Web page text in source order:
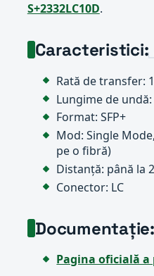
S+2332LC10D.
Caracteristici:
Rată de transfer:
Lungime de
Format: SFP+
Mod: Single
pe o fibră)
Distanță: până la
Conector: LC
Documentație:
Pagina oficială